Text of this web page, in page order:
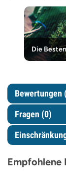
Die
Bewertungen
Fragen (0)
Empfohlene